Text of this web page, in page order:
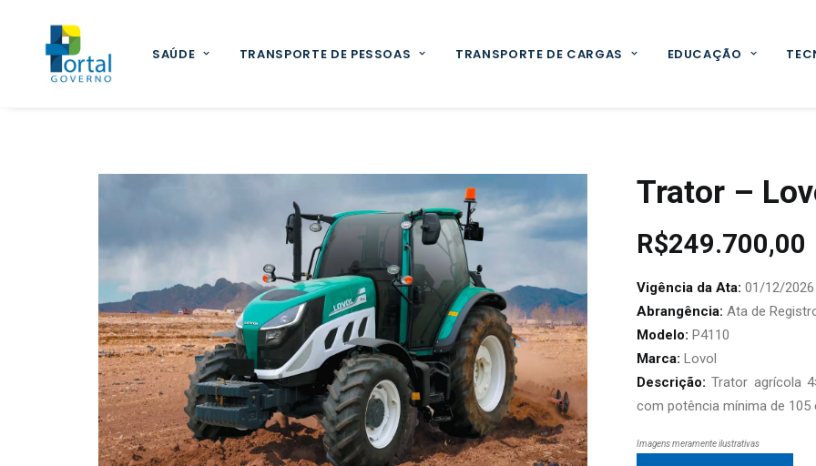
SAÚDE TRANSPORTE DE PESSOAS TRANSPORTE DE CARGAS EDUCAÇÃO
Trator –
R$249.700,00
Vigência da Ata: 01/12/2026
Abrangência: Ata de
Modelo: P4110
Marca: Lovol
Descrição: Trator agrícola
com potência mínima de 105
Imagens meramente ilustrativas